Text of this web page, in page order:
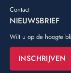
Contact
NIEUWSBRIEF
Wilt u op de hoogte
INSCHRIJVEN